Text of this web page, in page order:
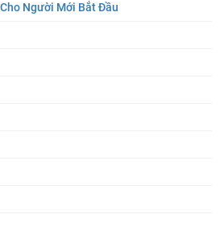
Người Mới Bắt Đầu